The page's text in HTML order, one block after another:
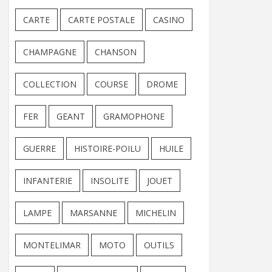
CARTE CARTE POSTALE CASINO
CHAMPAGNE CHANSON
COLLECTION COURSE DROME
FER GEANT GRAMOPHONE
GUERRE HISTOIRE-POILU HUILE
INFANTERIE INSOLITE JOUET
LAMPE MARSANNE MICHELIN
MONTELIMAR MOTO OUTILS